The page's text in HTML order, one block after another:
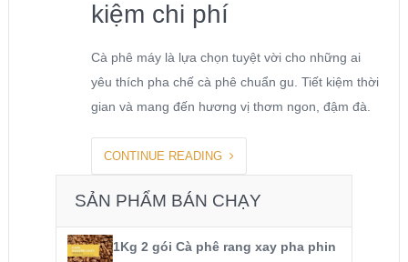
kiệm chi phí
Cà phê máy là lựa chọn tuyệt vời cho những ai
yêu thích pha chế cà phê chuẩn gu. Tiết kiệm thời
gian và mang đến hương vị thơm ngon, đậm đà.
CONTINUE READING
SẢN PHẨM BÁN CHẠY
1Kg 2 gói Cà phê rang xay pha phin